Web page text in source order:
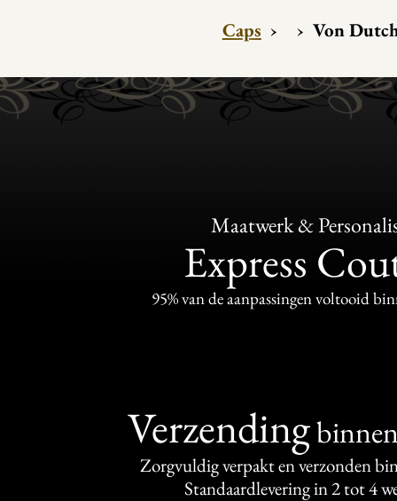
Caps › › Von
Maatwerk &
Express
95% van de aanpassingen voltooid
Verzending
Zorgvuldig verpakt en verzonden
Standaardlevering in 2 tot 4